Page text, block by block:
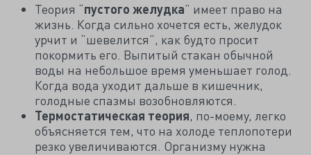
Теория “пустого желудка” имеет право на
жизнь. Когда сильно хочется есть, желудок
урчит и “шевелится”, как будто просит
покормить его. Выпитый стакан обычной
воды на небольшое время уменьшает голод.
Когда вода уходит дальше в кишечник,
голодные спазмы возобновляются.
Термостатическая теория, по-моему, легко
объясняется тем, что на холоде теплопотери
резко увеличиваются. Организму нужна